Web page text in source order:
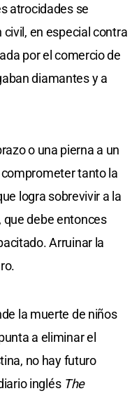
atrocidades se
en especial contra
por el comercio de
diamantes y a
o una pierna a un
tanto la
logra sobrevivir a la
que debe entonces
Arruinar la
la muerte de niños
a eliminar el
no hay futuro
inglés The